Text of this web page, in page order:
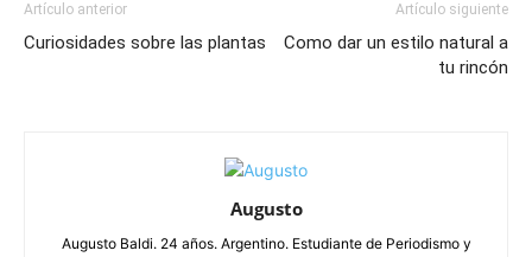
Artículo anterior
Curiosidades sobre las plantas
Artículo siguiente
Como dar un estilo natural a
tu rincón
Augusto
Augusto Baldi. 24 años. Argentino. Estudiante de Periodismo y